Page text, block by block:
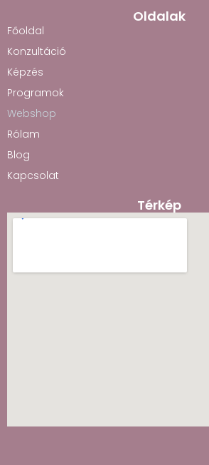
Oldalak
Főoldal
Konzultáció
Képzés
Programok
Webshop
Rólam
Blog
Kapcsolat
Térkép